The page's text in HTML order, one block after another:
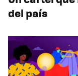
del país